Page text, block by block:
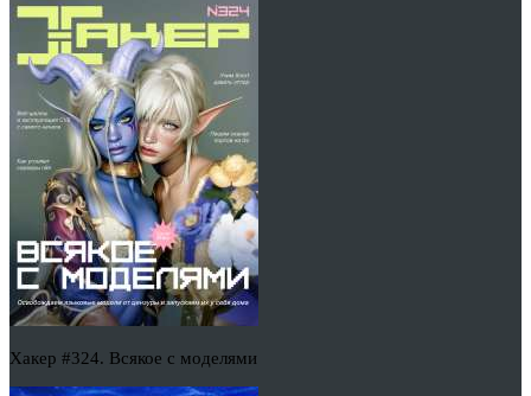
Хакер #324. Всякое с моделями